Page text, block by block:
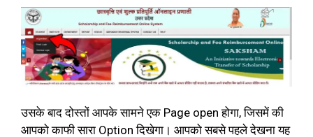
उसके बाद दोस्तों आपके सामने एक Page open होगा, जिसमें की
आपको काफी सारा Option दिखेगा। आपको सबसे पहले देखना यह